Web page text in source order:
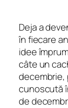
Deja a
în fiecare
idee
câte un
decembrie,
cunoscută
de